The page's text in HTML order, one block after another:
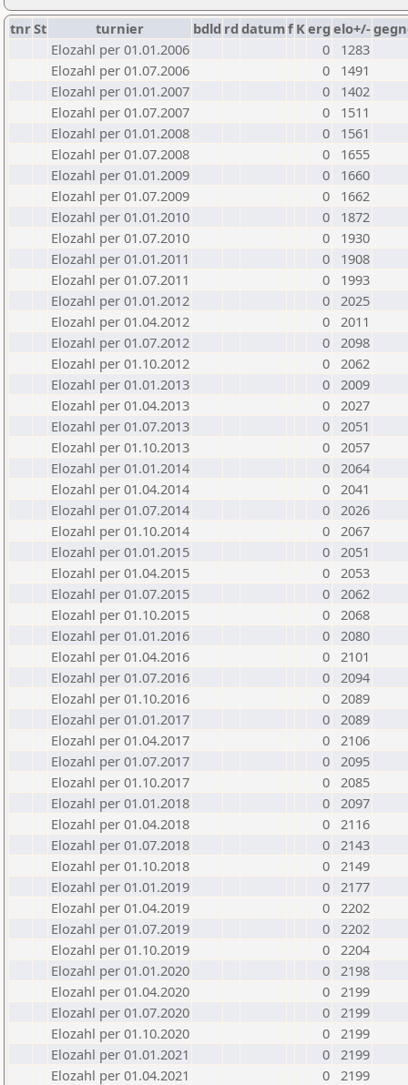
tnrSt turnier bdld rd datumf Kerg elo+/-
Elozahl per 01.01.2006
0
1283
Elozahl per 01.07.2006
0
1491
Elozahl per 01.01.2007
0
1402
Elozahl per 01.07.2007
0
1511
Elozahl per 01.01.2008
0
1561
Elozahl per 01.07.2008
0
1655
Elozahl per 01.01.2009
0
1660
Elozahl per 01.07.2009
0
1662
Elozahl per 01.01.2010
0
1872
Elozahl per 01.07.2010
0
1930
Elozahl per 01.01.2011
0
1908
Elozahl per 01.07.2011
0
1993
Elozahl per 01.01.2012
0 2025
Elozahl per 01.04.2012
0 2011
Elozahl per 01.07.2012
0 2098
Elozahl per 01.10.2012
0 2062
Elozahl per 01.01.2013
0 2009
Elozahl per 01.04.2013
0 2027
Elozahl per 01.07.2013
0 2051
Elozahl per 01.10.2013
0 2057
Elozahl per 01.01.2014
0 2064
Elozahl per 01.04.2014
0 2041
Elozahl per 01.07.2014
0 2026
Elozahl per 01.10.2014
0 2067
Elozahl per 01.01.2015
0 2051
Elozahl per 01.04.2015
0 2053
Elozahl per 01.07.2015
0 2062
Elozahl per 01.10.2015
0 2068
Elozahl per 01.01.2016
0 2080
Elozahl per 01.04.2016
0 2101
Elozahl per 01.07.2016
0 2094
Elozahl per 01.10.2016
0 2089
Elozahl per 01.01.2017
0 2089
Elozahl per 01.04.2017
0 2106
Elozahl per 01.07.2017
0 2095
Elozahl per 01.10.2017
0 2085
Elozahl per 01.01.2018
0 2097
Elozahl per 01.04.2018
0 2116
Elozahl per 01.07.2018
0 2143
Elozahl per 01.10.2018
0 2149
Elozahl per 01.01.2019
0 2177
Elozahl per 01.04.2019
0 2202
Elozahl per 01.07.2019
0 2202
Elozahl per 01.10.2019
0 2204
Elozahl per 01.01.2020
0 2198
Elozahl per 01.04.2020
0 2199
Elozahl per 01.07.2020
0 2199
Elozahl per 01.10.2020
0 2199
Elozahl per 01.01.2021
0 2199
Elozahl per 01.04.2021
0 2199